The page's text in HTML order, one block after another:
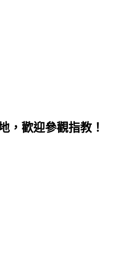
，歡迎參觀指教！